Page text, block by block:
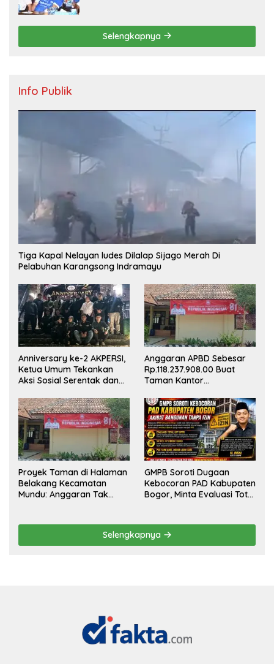
Selengkapnya
Info Publik
Tiga Kapal Nelayan ludes Dilalap Sijago Merah Di
Pelabuhan Karangsong Indramayu
Anniversary ke-2 AKPERSI,
Ketua Umum Tekankan
Aksi Sosial Serentak dan
Konstituen ke Dewan Pers
Anggaran APBD Sebesar
Rp.118.237.908.00 Buat
Taman Kantor
Masuk Akal, Harus
Dipertanggungjawabkan
Secara Terbuka!
Proyek Taman di Halaman
Belakang Kecamatan
Mundu: Anggaran Tak
GMPB Soroti Dugaan
Kebocoran PAD Kabupaten
Bogor, Minta Evaluasi Total
Selengkapnya